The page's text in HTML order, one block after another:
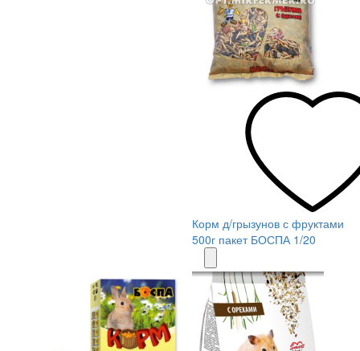
Корм д/грызунов с фруктами
500г пакет БОСПА 1/20